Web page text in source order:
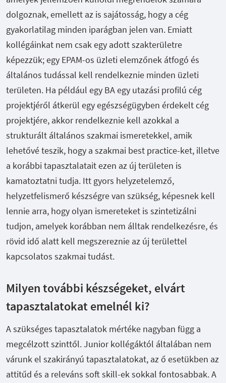
dolgoznak, emellett az is sajátosság, hogy a cég
gyakorlatilag minden iparágban jelen van. Emiatt
kollégáinkat nem csak egy adott szakterületre
képezzük; egy EPAM-os üzleti elemzőnek átfogó és
általános tudással kell rendelkeznie minden üzleti
területen. Ha például egy BA egy utazási profilú cég
projektjéről átkerül egy egészségügyben érdekelt cég
projektjére, akkor rendelkeznie kell azokkal a
strukturált általános szakmai ismeretekkel, amik
lehetővé teszik, hogy a szakmai best practice-ket, illetve
a korábbi tapasztalatait ezen az új területen is
kamatoztatni tudja. Itt gyors helyzetelemző,
helyzetfelismerő készségre van szükség, képesnek kell
lennie arra, hogy olyan ismereteket is szintetizálni
tudjon, amelyek korábban nem álltak rendelkezésre, és
rövid idő alatt kell megszereznie az új területtel
kapcsolatos szakmai tudást.
Milyen további készségeket, elvárt
tapasztalatokat emelnél ki?
A szükséges tapasztalatok mértéke nagyban függ a
megcélzott szinttől. Junior kollégáktól általában nem
várunk el szakirányú tapasztalatokat, az ő esetükben az
attitűd és a releváns soft skill-ek sokkal fontosabbak. A